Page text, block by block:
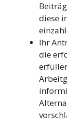
diese
Ihr
die